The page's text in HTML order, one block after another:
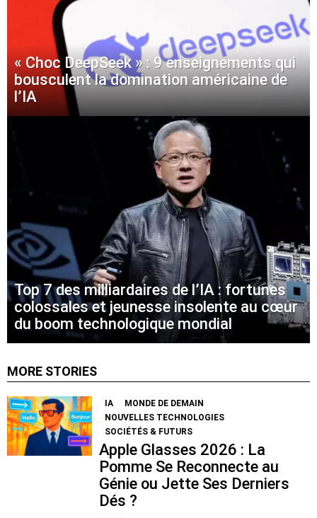
« Choc DeepSeek » : 9 enseignements qui
bousculent la domination américaine de
l’IA
Top 7 des milliardaires de l’IA : fortunes
colossales et jeunesse insolente au cœur
du boom technologique mondial
MORE STORIES
IA
MONDE DE DEMAIN
NOUVELLES TECHNOLOGIES
SOCIÉTÉS & FUTURS
Apple Glasses 2026 : La
Pomme Se Reconnecte au
Génie ou Jette Ses Derniers
Dés ?